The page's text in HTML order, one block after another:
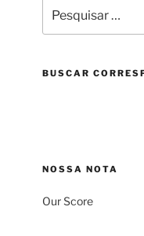
por:
BUSCAR
NOSSA NOTA
Our Score